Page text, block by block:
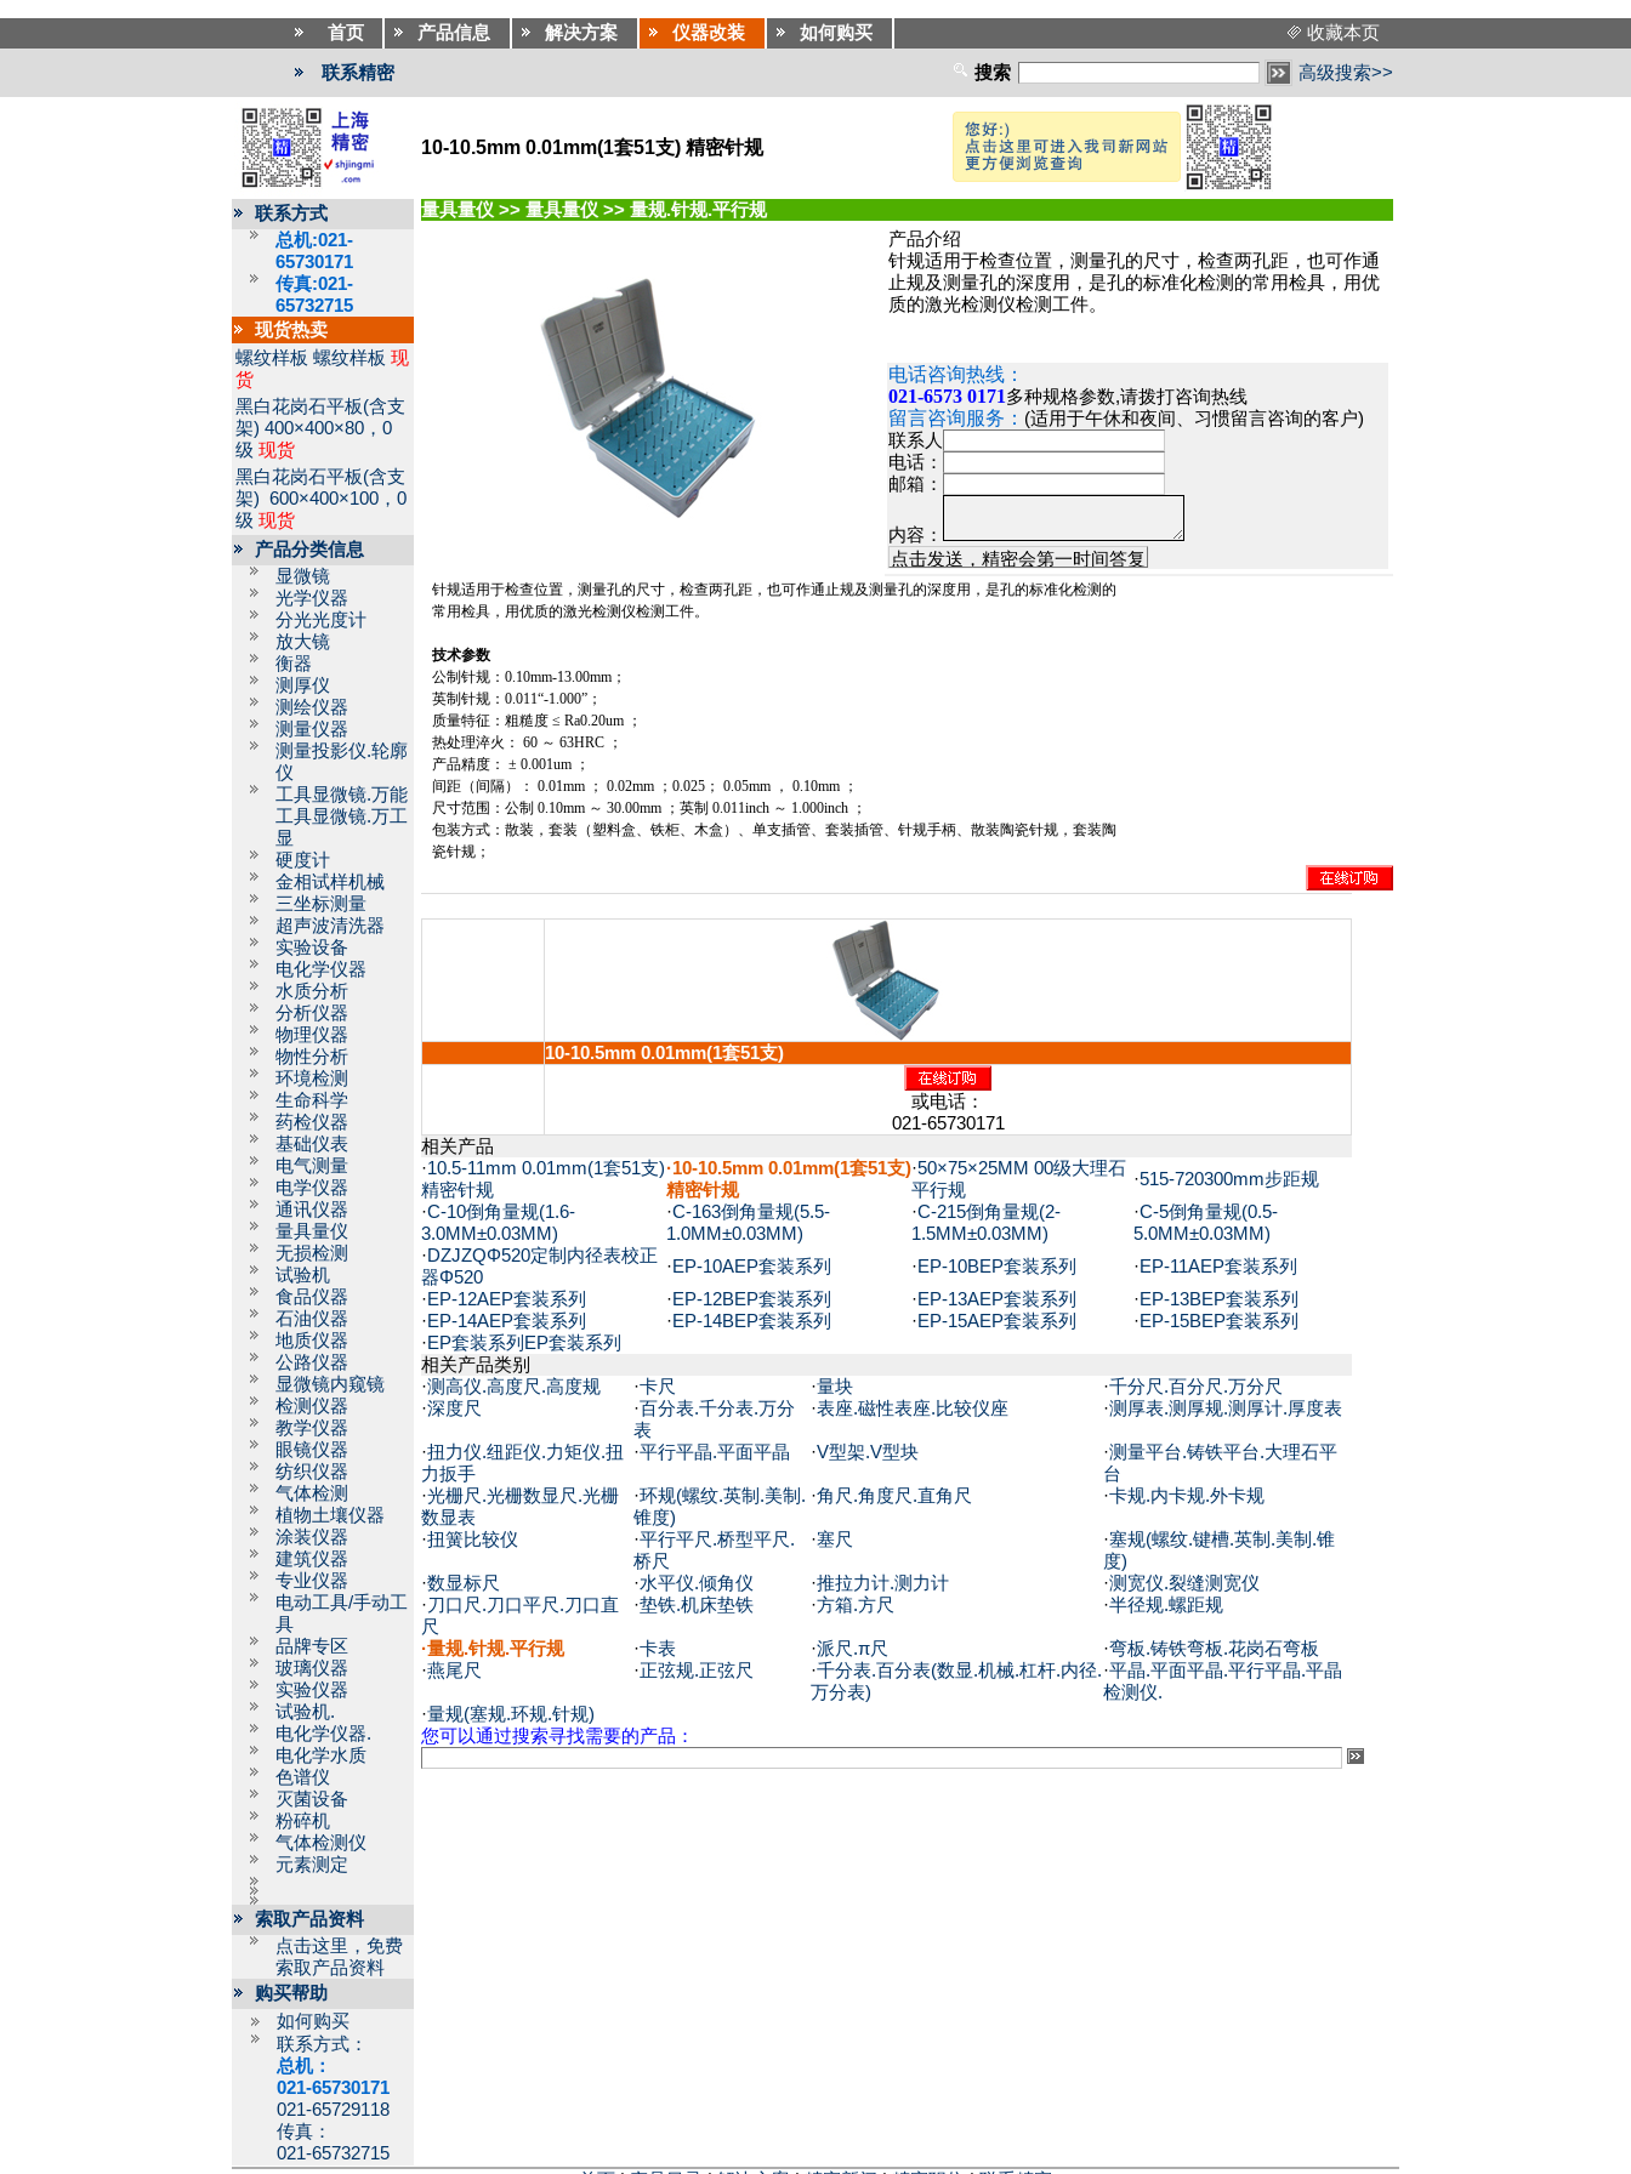
首页 产品信息 解决方案 仪器改装 如何购买 收藏本页
联系精密 搜索 高级搜索>>
10-10.5mm 0.01mm(1套51支) 精密针规
联系方式
总机:021-
65730171
传真:021-
65732715
现货热卖
螺纹样板 螺纹样板 现
货
黑白花岗石平板(含支
架) 400×400×80，0
级 现货
黑白花岗石平板(含支
架) 600×400×100，0
级 现货
产品分类信息
显微镜
光学仪器
分光光度计
放大镜
衡器
测厚仪
测绘仪器
测量仪器
测量投影仪.轮廓
仪
工具显微镜.万能
工具显微镜.万工
显
硬度计
金相试样机械
三坐标测量
超声波清洗器
实验设备
电化学仪器
水质分析
分析仪器
物理仪器
物性分析
环境检测
生命科学
药检仪器
基础仪表
电气测量
电学仪器
通讯仪器
量具量仪
无损检测
试验机
食品仪器
石油仪器
地质仪器
公路仪器
显微镜内窥镜
检测仪器
教学仪器
眼镜仪器
纺织仪器
气体检测
植物土壤仪器
涂装仪器
建筑仪器
专业仪器
电动工具/手动工
具
品牌专区
玻璃仪器
实验仪器
试验机.
电化学仪器.
电化学水质
色谱仪
灭菌设备
粉碎机
气体检测仪
元素测定
索取产品资料
点击这里，免费
索取产品资料
购买帮助
如何购买
联系方式：
总机：
021-65730171
021-65729118
传真：
021-65732715
量具量仪 >> 量具量仪 >> 量规.针规.平行规
产品介绍
针规适用于检查位置，测量孔的尺寸，检查两孔距，也可作通
止规及测量孔的深度用，是孔的标准化检测的常用检具，用优
质的激光检测仪检测工件。
电话咨询热线：
021-6573 0171多种规格参数,请拨打咨询热线
留言咨询服务： (适用于午休和夜间、习惯留言咨询的客户)
联系人
电话：
邮箱：
内容：
针规适用于检查位置，测量孔的尺寸，检查两孔距，也可作通止规及测量孔的深度用，是孔的标准化检测的
常用检具，用优质的激光检测仪检测工件。
技术参数
公制针规：0.10mm-13.00mm ；
英制针规：0.011“-1.000” ；
质量特征：粗糙度 ≤ Ra0.20um ；
热处理淬火： 60 ～ 63HRC ；
产品精度： ± 0.001um ；
间距（间隔）： 0.01mm ； 0.02mm ；0.025 ； 0.05mm ， 0.10mm ；
尺寸范围：公制 0.10mm ～ 30.00mm ；英制 0.011inch ～ 1.000inch ；
包装方式：散装，套装（塑料盒、铁柜、木盒）、单支插管、套装插管、针规手柄、散装陶瓷针规，套装陶
瓷针规；
10-10.5mm 0.01mm(1套51支)
或电话：
021-65730171
相关产品
·10.5-11mm 0.01mm(1套51支)
精密针规
·10-10.5mm 0.01mm(1套51支)
精密针规
·50×75×25MM 00级大理石
平行规
·515-720300mm步距规
·C-10倒角量规(1.6-
3.0MM±0.03MM)
·C-163倒角量规(5.5-
1.0MM±0.03MM)
·C-215倒角量规(2-
1.5MM±0.03MM)
·C-5倒角量规(0.5-
5.0MM±0.03MM)
·DZJZQΦ520定制内径表校正
器Φ520
·EP-10AEP套装系列 ·EP-10BEP套装系列 ·EP-11AEP套装系列
·EP-12AEP套装系列 ·EP-12BEP套装系列 ·EP-13AEP套装系列 ·EP-13BEP套装系列
·EP-14AEP套装系列 ·EP-14BEP套装系列 ·EP-15AEP套装系列 ·EP-15BEP套装系列
·EP套装系列EP套装系列
相关产品类别
·测高仪.高度尺.高度规 ·卡尺 ·量块 ·千分尺.百分尺.万分尺
·深度尺 ·百分表.千分表.万分
表
·表座.磁性表座.比较仪座 ·测厚表.测厚规.测厚计.厚度表
·扭力仪.纽距仪.力矩仪.扭
力扳手
·平行平晶.平面平晶 ·V型架.V型块 ·测量平台.铸铁平台.大理石平
台
·光栅尺.光栅数显尺.光栅
数显表
·环规(螺纹.英制.美制.
锥度)
·角尺.角度尺.直角尺 ·卡规.内卡规.外卡规
·扭簧比较仪 ·平行平尺.桥型平尺.
桥尺
·塞尺 ·塞规(螺纹.键槽.英制.美制.锥
度)
·数显标尺 ·水平仪.倾角仪 ·推拉力计.测力计 ·测宽仪.裂缝测宽仪
·刀口尺.刀口平尺.刀口直
尺
·垫铁.机床垫铁 ·方箱.方尺 ·半径规.螺距规
·量规.针规.平行规 ·卡表 ·派尺.π尺 ·弯板.铸铁弯板.花岗石弯板
·燕尾尺 ·正弦规.正弦尺 ·千分表.百分表(数显.机械.杠杆.内径.
万分表)
·平晶.平面平晶.平行平晶.平晶
检测仪.
·量规(塞规.环规.针规)
您可以通过搜索寻找需要的产品：